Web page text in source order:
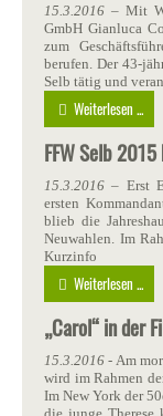
15.3.2016 – Mit
GmbH Gianluca
zum
berufen. Der 43-
Selb tätig und
Weiterlesen ...
FFW Selb
15.3.2016 – Erst
ersten
blieb die
Neuwahlen. Im
Kurzinfo
Weiterlesen ...
„Carol“ in der
15.3.2016 - Am
wird im Rahmen
Im New York der